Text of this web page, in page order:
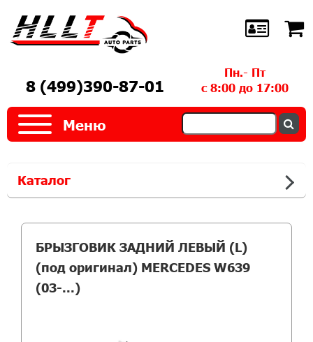
8 (499)390-87-01
Пн.- Пт
с 8:00 до 17:00
Меню
Каталог
БРЫЗГОВИК ЗАДНИЙ ЛЕВЫЙ (L)
(под оригинал) MERCEDES W639
(03-...)